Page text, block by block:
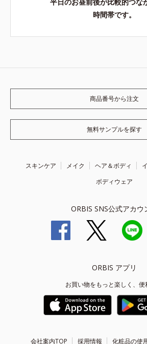
時間帯です。
商品番号から注文
無料サンプルを探す
スキンケア メイク ヘア＆ボディ
ボディウェア
ORBIS SNS公式アカウ
ORBIS アプリ
お買い物をもっと楽しく、便
会社案内TOP 採用情報 化粧品の使